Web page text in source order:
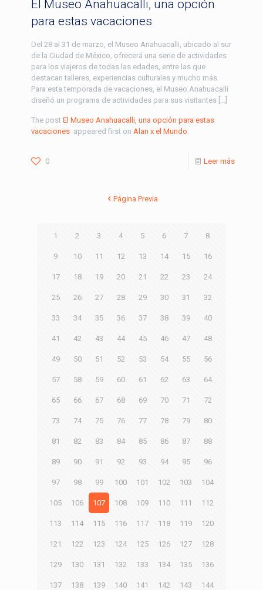
El Museo Anahuacalli, una opción
para estas vacaciones
Del 28 al 31 de marzo, el Museo Anahuacalli, ubicado al sur
de la Ciudad de México, ofrecerá una serie de actividades
para los viajeros de todas las edades, entre las que
destacan talleres, experiencias culturales y mucho más.
Para esta temporada de vacaciones, el Museo Anahuacalli
diseñó un programa de actividades para sus visitantes […]
The post El Museo Anahuacalli, una opción para estas
vacaciones appeared first on Alan x el Mundo
0 Leer más
Página Previa
1 2 3 4 5 6 7 8
9 10 11 12 13 14 15 16
17 18 19 20 21 22 23 24
25 26 27 28 29 30 31 32
33 34 35 36 37 38 39 40
41 42 43 44 45 46 47 48
49 50 51 52 53 54 55 56
57 58 59 60 61 62 63 64
65 66 67 68 69 70 71 72
73 74 75 76 77 78 79 80
81 82 83 84 85 86 87 88
89 90 91 92 93 94 95 96
97 98 99 100 101 102 103 104
105 106 107 108 109 110 111 112
113 114 115 116 117 118 119 120
121 122 123 124 125 126 127 128
129 130 131 132 133 134 135 136
137 138 139 140 141 142 143 144